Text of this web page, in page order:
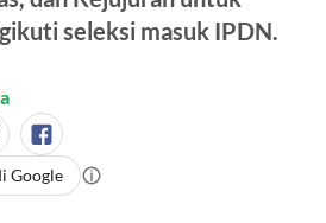
dan Kejujuran untuk
seleksi masuk IPDN.
Google